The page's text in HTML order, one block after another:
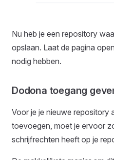
Nu heb je een repository
opslaan. Laat de pagina
nodig hebben.
Dodona toegang
Voor je je nieuwe repository
toevoegen, moet je ervoor
schrijfrechten heeft op je